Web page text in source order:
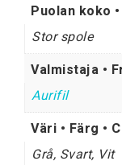
Puolan koko
Stor spole
Valmistaja •
Aurifil
Väri • Färg •
Grå, Svart, Vit